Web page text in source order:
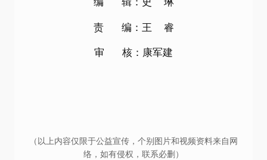
责 编：王 睿
审 核：康军建
（以上内容仅限于公益宣传，个别图片和视频资料来自网
络，如有侵权，联系必删）